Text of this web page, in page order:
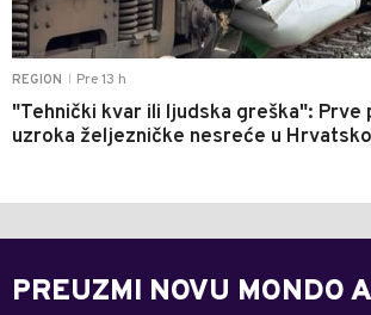
REGION Pre 13 h
"Tehnički kvar ili ljudska greška": Prve
uzroka željezničke nesreće u
PREUZMI NOVU MONDO